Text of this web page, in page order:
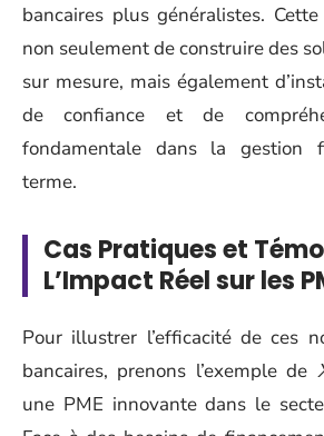
bancaires plus généralistes.
non seulement de construire des
sur mesure, mais également
de confiance et de
fondamentale dans la gestion
terme.
Cas Pratiques et
L’Impact Réel sur les
Pour illustrer l’efficacité de ces
bancaires, prenons l’exemple de
une PME innovante dans le